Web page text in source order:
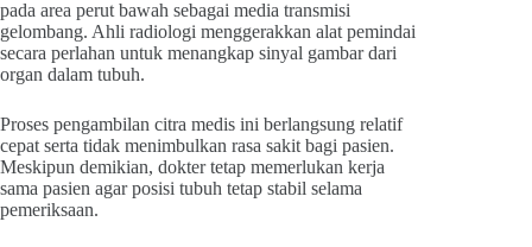
pada area perut bawah sebagai media transmisi
gelombang. Ahli radiologi menggerakkan alat pemindai
secara perlahan untuk menangkap sinyal gambar dari
organ dalam tubuh.
Proses pengambilan citra medis ini berlangsung relatif
cepat serta tidak menimbulkan rasa sakit bagi pasien.
Meskipun demikian, dokter tetap memerlukan kerja
sama pasien agar posisi tubuh tetap stabil selama
pemeriksaan.